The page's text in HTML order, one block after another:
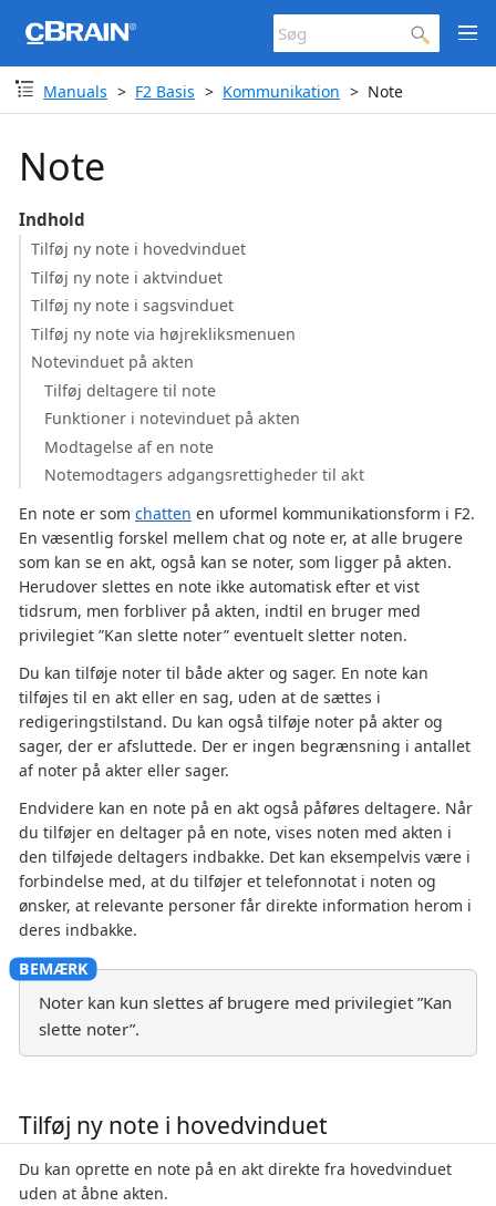
Manuals F2 Basis Kommunikation Note
Note
Indhold
Tilføj ny note i hovedvinduet
Tilføj ny note i aktvinduet
Tilføj ny note i sagsvinduet
Tilføj ny note via højrekliksmenuen
Notevinduet på akten
Tilføj deltagere til note
Funktioner i notevinduet på akten
Modtagelse af en note
Notemodtagers adgangsrettigheder til akt
En note er som chatten en uformel kommunikationsform i F2.
En væsentlig forskel mellem chat og note er, at alle brugere
som kan se en akt, også kan se noter, som ligger på akten.
Herudover slettes en note ikke automatisk efter et vist
tidsrum, men forbliver på akten, indtil en bruger med
privilegiet ”Kan slette noter” eventuelt sletter noten.
Du kan tilføje noter til både akter og sager. En note kan
tilføjes til en akt eller en sag, uden at de sættes i
redigeringstilstand. Du kan også tilføje noter på akter og
sager, der er afsluttede. Der er ingen begrænsning i antallet
af noter på akter eller sager.
Endvidere kan en note på en akt også påføres deltagere. Når
du tilføjer en deltager på en note, vises noten med akten i
den tilføjede deltagers indbakke. Det kan eksempelvis være i
forbindelse med, at du tilføjer et telefonnotat i noten og
ønsker, at relevante personer får direkte information herom i
deres indbakke.
Noter kan kun slettes af brugere med privilegiet ”Kan
slette noter”.
Tilføj ny note i hovedvinduet
Du kan oprette en note på en akt direkte fra hovedvinduet
uden at åbne akten.